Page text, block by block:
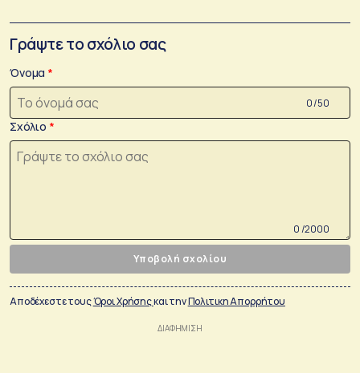
Γράψτε το σχόλιο σας
Όνομα
0 /50
Σχόλιο
0 /2000
Υποβολή σχολίου
Αποδέχεστε τουςΌροι Χρήσηςκαι τηνΠολιτικη Απορρήτου